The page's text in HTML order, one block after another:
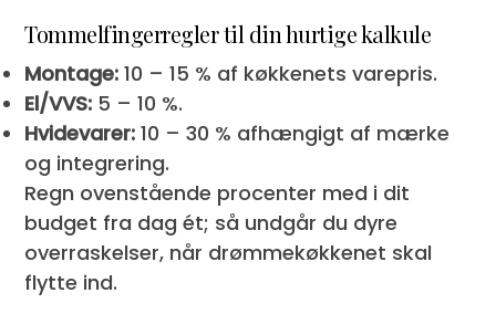
Tommelfingerregler til din hurtige kalkule
Montage: 10 – 15 % af køkkenets vare­pris.
El/VVS: 5 – 10 %.
Hvidevarer: 10 – 30 % afhængigt af mærke
og integrering.
Regn ovenstående procenter med i dit
budget fra dag ét; så undgår du dyre
overraskelser, når drømmekøkkenet skal
flytte ind.